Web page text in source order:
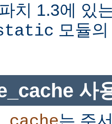
치 1.3에 있
모듈
사